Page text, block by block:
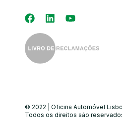
© 2022 | Oficina Automóvel
Todos os direitos são